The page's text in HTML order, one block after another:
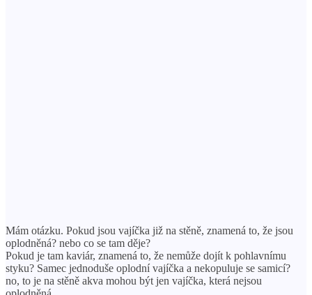
Mám otázku. Pokud jsou vajíčka již na stěně, znamená to, že jsou
oplodněná? nebo co se tam děje?
Pokud je tam kaviár, znamená to, že nemůže dojít k pohlavnímu
styku? Samec jednoduše oplodní vajíčka a nekopuluje se samicí?
no, to je na stěně akva mohou být jen vajíčka, která nejsou